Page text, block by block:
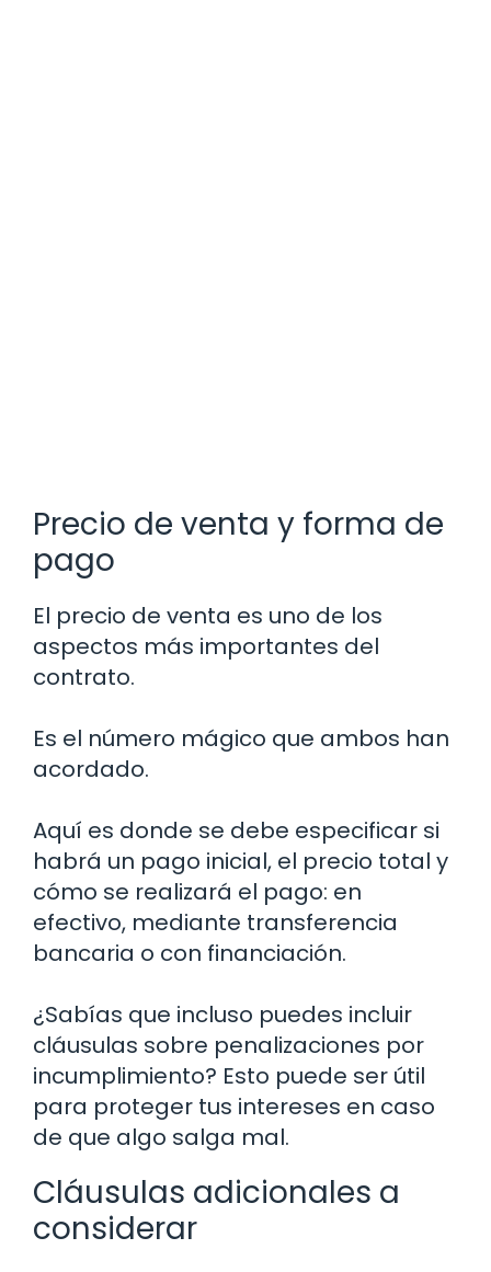
Precio de venta y forma de
pago
El precio de venta es uno de los
aspectos más importantes del
contrato.
Es el número mágico que ambos han
acordado.
Aquí es donde se debe especificar si
habrá un pago inicial, el precio total y
cómo se realizará el pago: en
efectivo, mediante transferencia
bancaria o con financiación.
¿Sabías que incluso puedes incluir
cláusulas sobre penalizaciones por
incumplimiento? Esto puede ser útil
para proteger tus intereses en caso
de que algo salga mal.
Cláusulas adicionales a
considerar